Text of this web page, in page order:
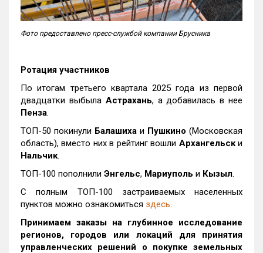
Фото предоставлено пресс-службой компании Брусника
Ротация участников
По итогам третьего квартала 2025 года из первой
двадцатки выбыла Астрахань, а добавилась в нее
Пенза.
ТОП-50 покинули Балашиха и Пушкино (Московская
область), вместо них в рейтинг вошли Архангельски
Нальчик.
ТОП-100 пополнили Энгельс, Мариуполь и Кызыл.
С полным ТОП-100 застраиваемых населенных
пунктов можно ознакомиться здесь.
Принимаем заказы на глубинное исследование
регионов, городов или локаций для принятия
управленческих решений о покупке земельных